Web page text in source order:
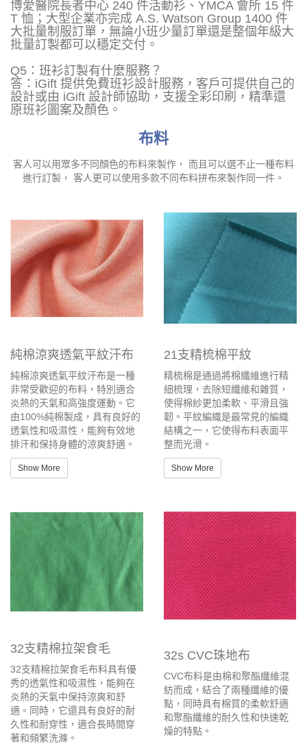
博愛醫院長者中心 240 件活動衫、YMCA 會所 15 件
T 恤；大型企業亦完成 A.S. Watson Group 1400 件
大批量制服訂單，無論小班少量訂單還是整個年級大
批量訂製都可以穩定交付。
Q5：班衫訂製有什麼服務？
答：iGift 提供免費班衫設計服務，客戶可提供自己的
設計或由 iGift 設計師協助，支援全彩印刷，精準還
原班衫圖案及顏色。
布料
客人可以用眾多不同顏色的布料來製作， 而且可以選不止一種布料
進行訂製， 客人更可以使用多款不同布料拼布來製作同一件。
純棉涼爽透氣平紋汗布
純棉涼爽透氣平紋汗布是一種
非常受歡迎的布料，特別適合
炎熱的天氣和高強度運動。它
由100%純棉製成，具有良好的
透氣性和吸濕性，能夠有效地
排汗和保持身體的涼爽舒適。
Show More
21支精梳棉平紋
精梳棉是通過將棉纖維進行精
細梳理，去除短纖維和雜質，
使得棉紗更加柔軟、平滑且強
韌。平紋編織是最常見的編織
結構之一，它使得布料表面平
整而光滑。
Show More
32支精棉拉架食毛
32支精棉拉架食毛布料具有優
秀的透氣性和吸濕性，能夠在
炎熱的天氣中保持涼爽和舒
適。同時，它還具有良好的耐
久性和耐穿性，適合長時間穿
著和頻繁洗滌。
32s CVC珠地布
CVC布料是由棉和聚酯纖維混
紡而成，結合了兩種纖維的優
點，同時具有棉質的柔軟舒適
和聚酯纖維的耐久性和快速乾
燥的特點。